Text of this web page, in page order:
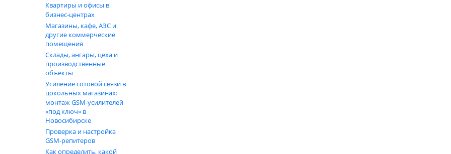
Квартиры и офисы в
бизнес‑центрах
Магазины, кафе, АЗС и
другие коммерческие
помещения
Склады, ангары, цеха и
производственные
объекты
Усиление сотовой связи в
цокольных магазинах:
монтаж GSM‑усилителей
«под ключ» в
Новосибирске
Проверка и настройка
GSM-репитеров
Как определить, какой